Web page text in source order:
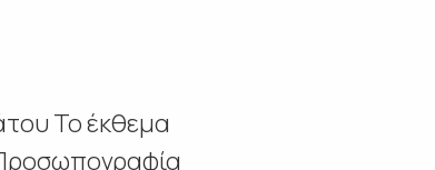
Το έκθεμα